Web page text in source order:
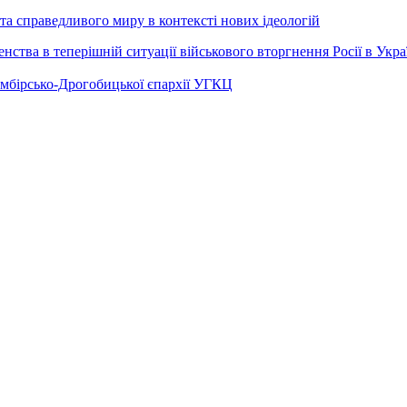
миру в контексті нових ідеологій
в теперішній ситуації військового вторгнення Росії в
Дрогобицької єпархії УГКЦ